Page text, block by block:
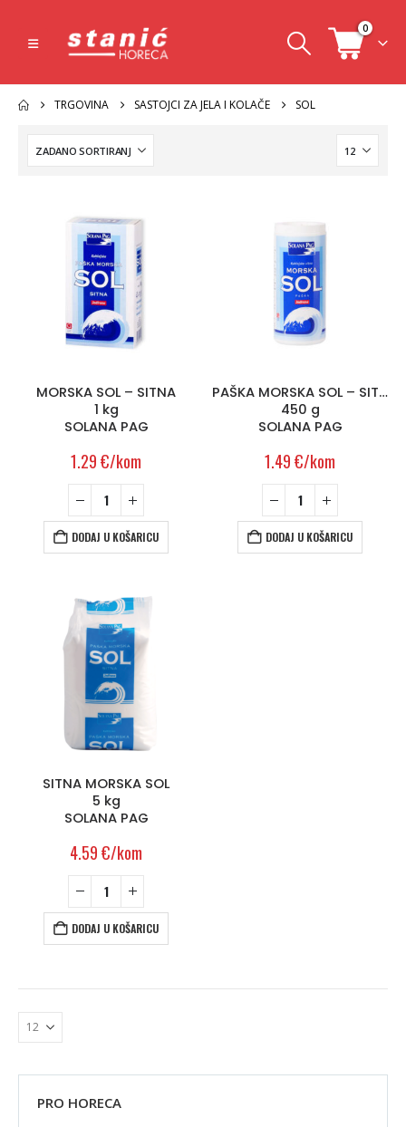
0
TRGOVINA SASTOJCI ZA JELA I KOLAČE SOL
MORSKA SOL – SITNA
1 kg
SOLANA PAG
1.29€/kom
DODAJ U KOŠARICU
PAŠKA MORSKA SOL – SITNA
450 g
SOLANA PAG
1.49€/kom
DODAJ U KOŠARICU
SITNA MORSKA SOL
5 kg
SOLANA PAG
4.59€/kom
DODAJ U KOŠARICU
PRO HORECA